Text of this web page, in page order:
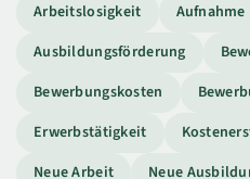
Arbeitslosigkeit
Aufnahme
Ausbildungsförderung
Bewerbungskosten
Erwerbstätigkeit
Neue Arbeit
Neue